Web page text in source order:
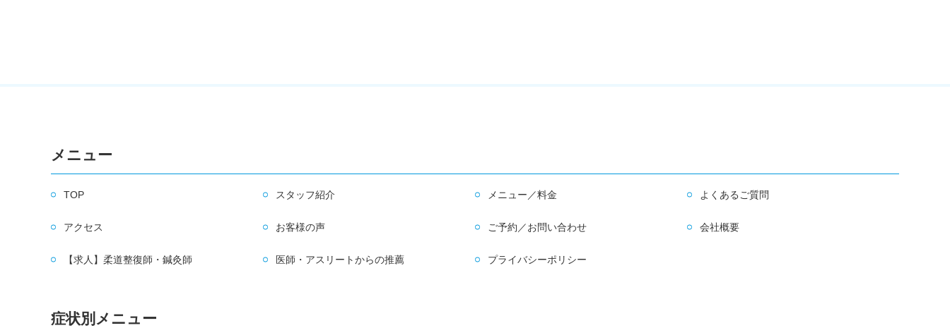
メニュー
TOP スタッフ紹介 メニュー／料金 よくあるご質問
アクセス お客様の声 ご予約／お問い合わせ 会社概要
【求人】柔道整復師・鍼灸師 医師・アスリートからの推薦 プライバシーポリシー
症状別メニュー